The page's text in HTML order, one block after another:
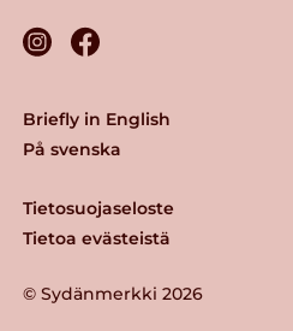
© Sydänmerkki 2026
Tietosuojaseloste
Tietoa evästeistä
Briefly in English
På svenska